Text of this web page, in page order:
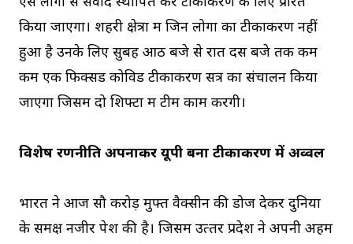
किया जाएगा। शहरी क्षेत्रों में जिन लोगों का टीकाकरण नहीं
हुआ है उनके लिए सुबह आठ बजे से रात दस बजे तक कम
कम एक फिक्सड कोविड टीकाकरण सत्र का संचालन किया
जाएगा जिसमें दो शिफ्टों में टीमें काम करेंगी।
विशेष रणनीति अपनाकर यूपी बना टीकाकरण में अव्‍वल
भारत ने आज सौ करोड़ मुफ्त वैक्‍सीन की डोज देकर दुनिया
के समक्ष नजीर पेश की है। जिसमें उत्‍तर प्रदेश ने अपनी अहम